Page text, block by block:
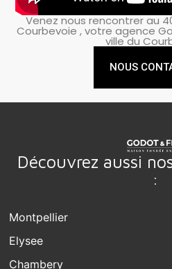
Venez nous rencontrer au
Courbevoie , votre agence
ville du
NOUS
Découvrez aussi
:
Montpellier
Elysee
Chambery